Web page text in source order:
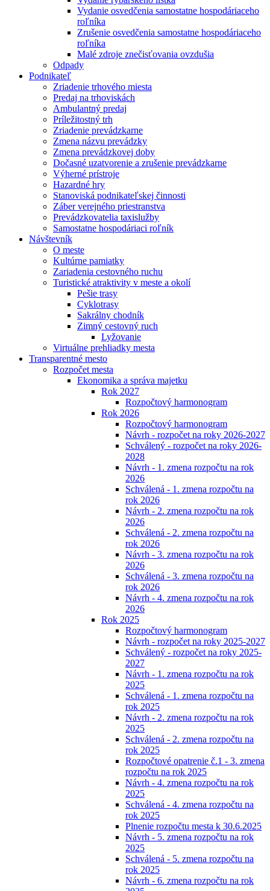
Vydanie osvedčenia samostatne hospodáriaceho
roľníka
Zrušenie osvedčenia samostatne hospodáriaceho
roľníka
Malé zdroje znečisťovania ovzdušia
Odpady
Podnikateľ
Zriadenie trhového miesta
Predaj na trhoviskách
Ambulantný predaj
Príležitostný trh
Zriadenie prevádzkarne
Zmena názvu prevádzky
Zmena prevádzkovej doby
Dočasné uzatvorenie a zrušenie prevádzkarne
Výherné prístroje
Hazardné hry
Stanoviská podnikateľskej činnosti
Záber verejného priestranstva
Prevádzkovatelia taxislužby
Samostatne hospodáriaci roľník
Návštevník
O meste
Kultúrne pamiatky
Zariadenia cestovného ruchu
Turistické atraktivity v meste a okolí
Pešie trasy
Cyklotrasy
Sakrálny chodník
Zimný cestovný ruch
Lyžovanie
Virtuálne prehliadky mesta
Transparentné mesto
Rozpočet mesta
Ekonomika a správa majetku
Rok 2027
Rozpočtový harmonogram
Rok 2026
Rozpočtový harmonogram
Návrh - rozpočet na roky 2026-2027
Schválený - rozpočet na roky 2026-
2028
Návrh - 1. zmena rozpočtu na rok
2026
Schválená - 1. zmena rozpočtu na
rok 2026
Návrh - 2. zmena rozpočtu na rok
2026
Schválená - 2. zmena rozpočtu na
rok 2026
Návrh - 3. zmena rozpočtu na rok
2026
Schválená - 3. zmena rozpočtu na
rok 2026
Návrh - 4. zmena rozpočtu na rok
2026
Rok 2025
Rozpočtový harmonogram
Návrh - rozpočet na roky 2025-2027
Schválený - rozpočet na roky 2025-
2027
Návrh - 1. zmena rozpočtu na rok
2025
Schválená - 1. zmena rozpočtu na
rok 2025
Návrh - 2. zmena rozpočtu na rok
2025
Schválená - 2. zmena rozpočtu na
rok 2025
Rozpočtové opatrenie č.1 - 3. zmena
rozpočtu na rok 2025
Návrh - 4. zmena rozpočtu na rok
2025
Schválená - 4. zmena rozpočtu na
rok 2025
Plnenie rozpočtu mesta k 30.6.2025
Návrh - 5. zmena rozpočtu na rok
2025
Schválená - 5. zmena rozpočtu na
rok 2025
Návrh - 6. zmena rozpočtu na rok